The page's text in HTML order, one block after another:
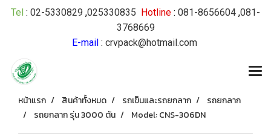
Tel : 02-5330829 ,025330835 Hotline : 081-8656604 ,081-
3768669
E-mail: crvpack@hotmail.com
หน้าแรก สินค้าทั้งหมด รถเข็นและรถยกลาก
รถยกลาก
รถยกลาก รุ่น 3000 ตัน
Model: CNS-306DN